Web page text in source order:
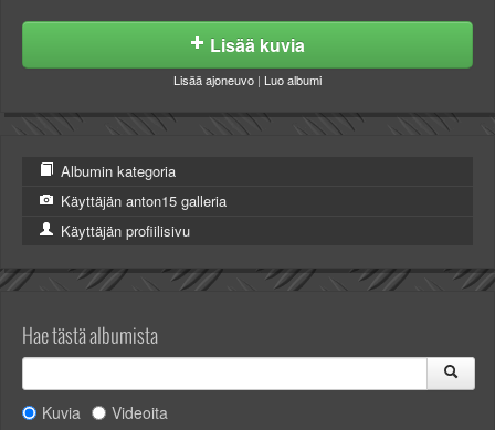
Lisää kuvia
Lisää ajoneuvo | Luo albumi
Albumin kategoria
Käyttäjän anton15 galleria
Käyttäjän profiilisivu
Hae tästä albumista
Kuvia Videoita